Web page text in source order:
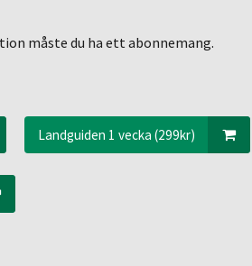
måste du ha ett abonnemang.
Landguiden 1 vecka (299kr)